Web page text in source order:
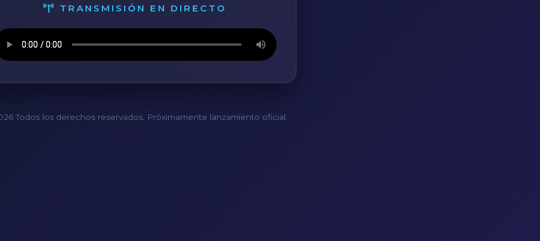
TRANSMISIÓN EN DIRECTO
Todos los derechos reservados. Próximamente lanzamiento oficial.